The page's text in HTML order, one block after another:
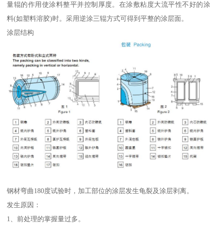
量辊的作用使涂料整平并控制厚度。在涂敷粘度大流平性不好的涂
料(如塑料溶胶)时。采用逆涂三辊方式可得到平整的涂层面。
涂层结构
钢材弯曲180度试验时，加工部位的涂层发生龟裂及涂层剥离。
发生原因：
1、前处理的掌握量过多。